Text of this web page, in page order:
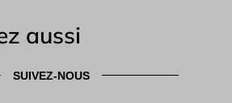
aussi
SUIVEZ-NOUS